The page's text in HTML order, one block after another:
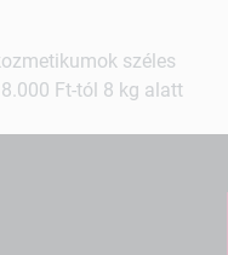
széles
Ft-tól 8 kg alatt